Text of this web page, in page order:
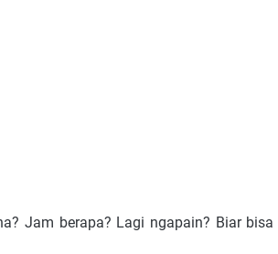
Jam berapa? Lagi ngapain? Biar bisa